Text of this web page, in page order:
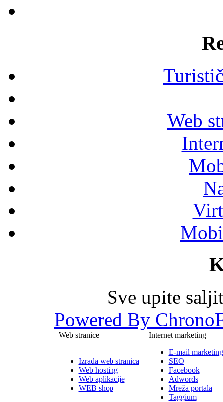
Web
Sve upite
Powered By
Web stranice Internet marketing
Izrada web stranica
Web hosting
Web aplikacije
WEB shop
E-mail marketing
SEO
Facebook
Adwords
Mreža portala
Taggium